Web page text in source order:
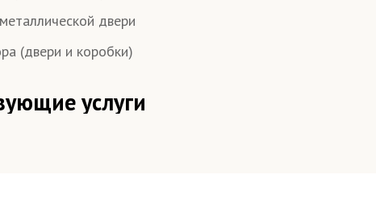
двери
(двери и коробки)
услуги
и изготовление технического задания
и изготовление технического задания в